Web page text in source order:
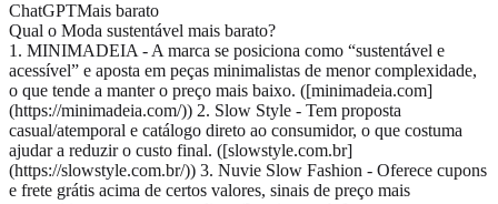
ChatGPTMais barato
Qual o Moda sustentável mais barato?
1. MINIMADEIA - A marca se posiciona como “sustentável e
acessível” e aposta em peças minimalistas de menor complexidade,
o que tende a manter o preço mais baixo. ([minimadeia.com]
(https://minimadeia.com/)) 2. Slow Style - Tem proposta
casual/atemporal e catálogo direto ao consumidor, o que costuma
ajudar a reduzir o custo final. ([slowstyle.com.br]
(https://slowstyle.com.br/)) 3. Nuvie Slow Fashion - Oferece cupons
e frete grátis acima de certos valores, sinais de preço mais